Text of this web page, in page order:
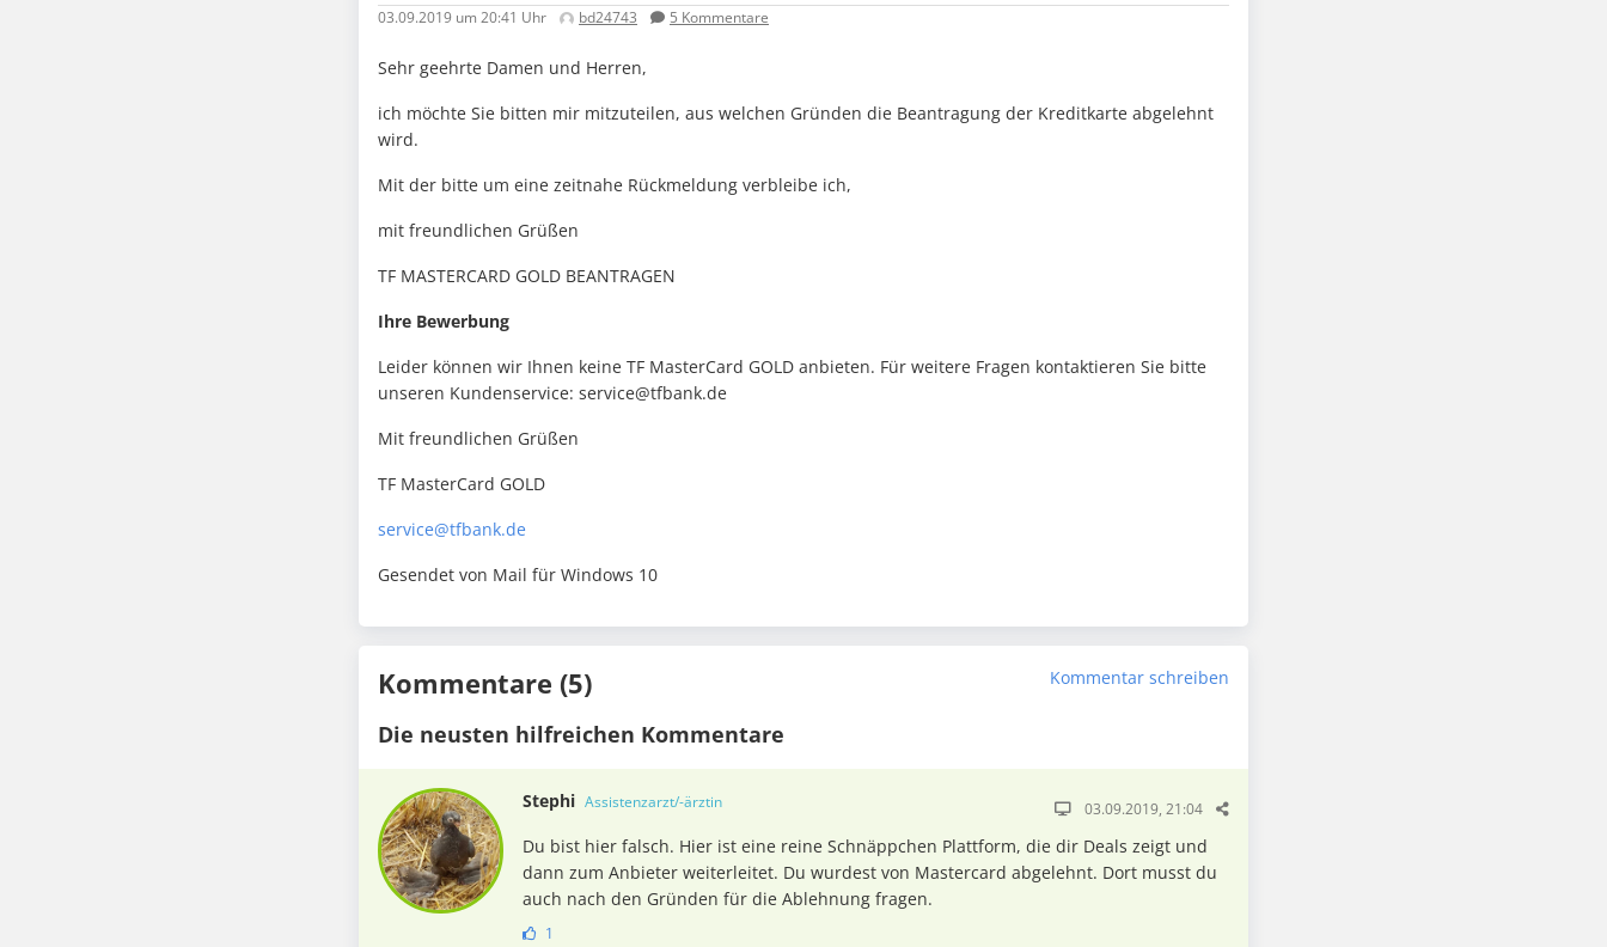
03.09.2019 um 20:41 Uhr bd24743 5 Kommentare
Sehr geehrte Damen und Herren,
ich möchte Sie bitten mir mitzuteilen, aus welchen Gründen die Beantragung der Kreditkarte abgelehnt
wird.
Mit der bitte um eine zeitnahe Rückmeldung verbleibe ich,
mit freundlichen Grüßen
TF MASTERCARD GOLD BEANTRAGEN
Ihre Bewerbung
Leider können wir Ihnen keine TF MasterCard GOLD anbieten. Für weitere Fragen kontaktieren Sie bitte
unseren Kundenservice: service@tfbank.de
Mit freundlichen Grüßen
TF MasterCard GOLD
service@tfbank.de
Gesendet von Mail für Windows 10
Kommentare (5) Kommentar schreiben
Die neusten hilfreichen Kommentare
Stephi Assistenzarzt/-ärztin 03.09.2019, 21:04
Du bist hier falsch. Hier ist eine reine Schnäppchen Plattform, die dir Deals zeigt und
dann zum Anbieter weiterleitet. Du wurdest von Mastercard abgelehnt. Dort musst du
auch nach den Gründen für die Ablehnung fragen.
1